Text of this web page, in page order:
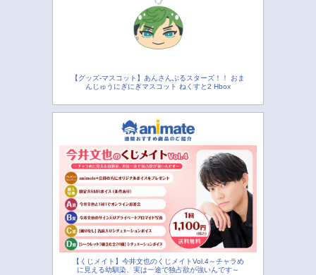
【グッズ-マスコット】あんさんぶるスターズ！！ おま
んじゅうにぎにぎマスコット ねくすと2 Hbox
【くじメイト】今井文也のくじメイトVol.4～チャラめ
に見える幼馴染、実は一途で独占欲が強いんです～